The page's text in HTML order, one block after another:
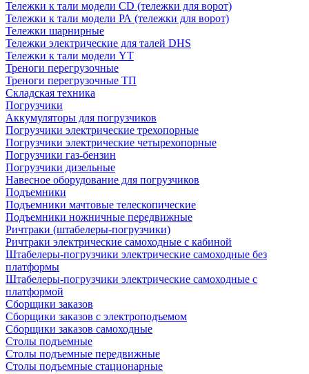
Тележки к тали модели CD (тележки для ворот)
Тележки к тали модели РА (тележки для ворот)
Тележки шарнирные
Тележки электрические для талей DHS
Тележки к тали модели YT
Треноги перегрузочные
Треноги перегрузочные ТП
Складская техника
Погрузчики
Аккумуляторы для погрузчиков
Погрузчики электрические трехопорные
Погрузчики электрические четырехопорные
Погрузчики газ-бензин
Погрузчики дизельные
Навесное оборудование для погрузчиков
Подъемники
Подъемники мачтовые телескопические
Подъемники ножничные передвижные
Ричтраки (штабелеры-погрузчики)
Ричтраки электрические самоходные с кабиной
Штабелеры-погрузчики электрические самоходные без
платформы
Штабелеры-погрузчики электрические самоходные с
платформой
Сборщики заказов
Сборщики заказов с электроподъемом
Сборщики заказов самоходные
Столы подъемные
Столы подъемные передвижные
Столы подъемные стационарные